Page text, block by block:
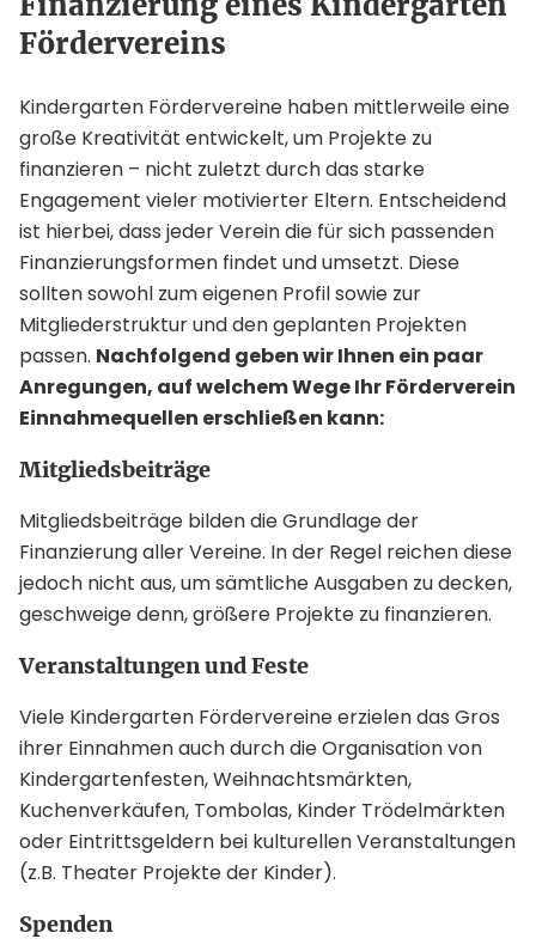
Fördervereins
Kindergarten Fördervereine haben mittlerweile eine
große Kreativität entwickelt, um Projekte zu
finanzieren – nicht zuletzt durch das starke
Engagement vieler motivierter Eltern. Entscheidend
ist hierbei, dass jeder Verein die für sich passenden
Finanzierungsformen findet und umsetzt. Diese
sollten sowohl zum eigenen Profil sowie zur
Mitgliederstruktur und den geplanten Projekten
passen. Nachfolgend geben wir Ihnen ein paar
Anregungen, auf welchem Wege Ihr Förderverein
Einnahmequellen erschließen kann:
Mitgliedsbeiträge
Mitgliedsbeiträge bilden die Grundlage der
Finanzierung aller Vereine. In der Regel reichen diese
jedoch nicht aus, um sämtliche Ausgaben zu decken,
geschweige denn, größere Projekte zu finanzieren.
Veranstaltungen und Feste
Viele Kindergarten Fördervereine erzielen das Gros
ihrer Einnahmen auch durch die Organisation von
Kindergartenfesten, Weihnachtsmärkten,
Kuchenverkäufen, Tombolas, Kinder Trödelmärkten
oder Eintrittsgeldern bei kulturellen Veranstaltungen
(z.B. Theater Projekte der Kinder).
Spenden